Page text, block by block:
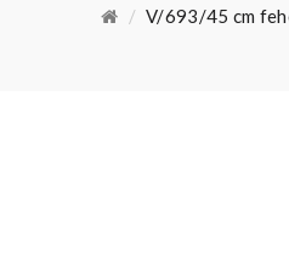
V/693/45 cm